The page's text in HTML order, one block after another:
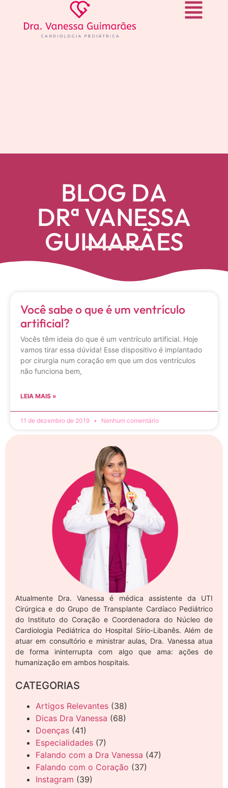
BLOG DA
DRª VANESSA
GUIMARÃES
Você sabe o que é um ventrículo
artificial?
Vocês têm ideia do que é um ventrículo artificial. Hoje
vamos tirar essa dúvida! Esse dispositivo é implantado
por cirurgia num coração em que um dos ventrículos
não funciona bem,
LEIA MAIS »
11 de dezembro de 2019 Nenhum comentário
Atualmente Dra. Vanessa é médica assistente da UTI
Cirúrgica e do Grupo de Transplante Cardíaco Pediátrico
do Instituto do Coração e Coordenadora do Núcleo de
Cardiologia Pediátrica do Hospital Sírio-Libanês. Além de
atuar em consultório e ministrar aulas, Dra. Vanessa atua
de forma ininterrupta com algo que ama: ações de
humanização em ambos hospitais.
CATEGORIAS
Artigos Relevantes (38)
Dicas Dra Vanessa (68)
Doenças (41)
Especialidades (7)
Falando com a Dra Vanessa (47)
Falando com o Coração (37)
Instagram (39)